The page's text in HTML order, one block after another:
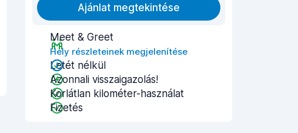
Ajánlat megtekintése
Meet & Greet
Hely részleteinek megjelenítése
Letét nélkül
Azonnali visszaigazolás!
Korlátlan kilométer-használat
Fizetés